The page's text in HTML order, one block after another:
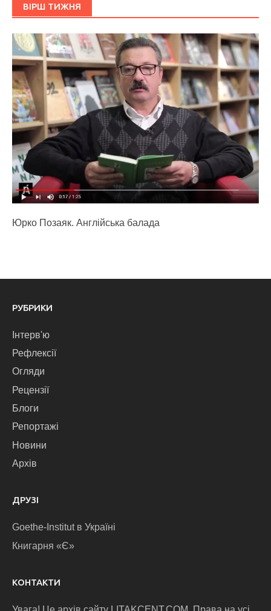
ВІРШ ТИЖНЯ
Юрко Позаяк. Англійська балада
РУБРИКИ
Інтерв'ю
Рефлексії
Огляди
Рецензії
Блоги
Репортажі
Новини
Архів
ДРУЗІ
Goethe-Institut в Україні
Книгарня «Є»
КОНТАКТИ